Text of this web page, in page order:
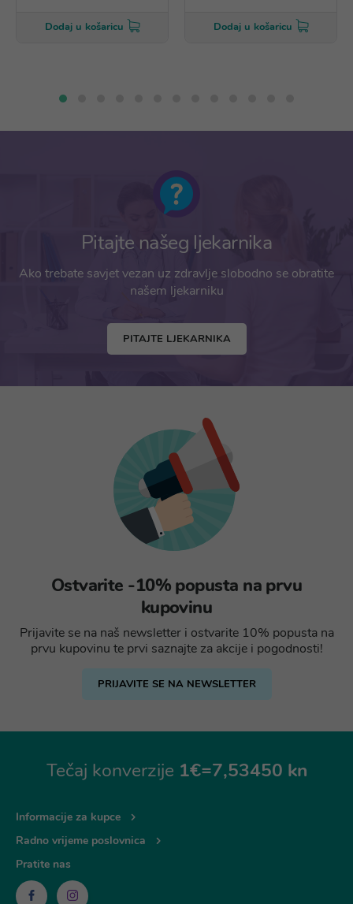
Dodaj u košaricu Dodaj u košaricu
Pitajte našeg ljekarnika
Ako trebate savjet vezan uz zdravlje slobodno se obratite
našem ljekarniku
PITAJTE LJEKARNIKA
Ostvarite -10% popusta na prvu
kupovinu
Prijavite se na naš newsletter i ostvarite 10% popusta na
prvu kupovinu te prvi saznajte za akcije i pogodnosti!
PRIJAVITE SE NA NEWSLETTER
Tečaj konverzije 1€=7,53450 kn
Informacije za kupce
Radno vrijeme poslovnica
Pratite nas